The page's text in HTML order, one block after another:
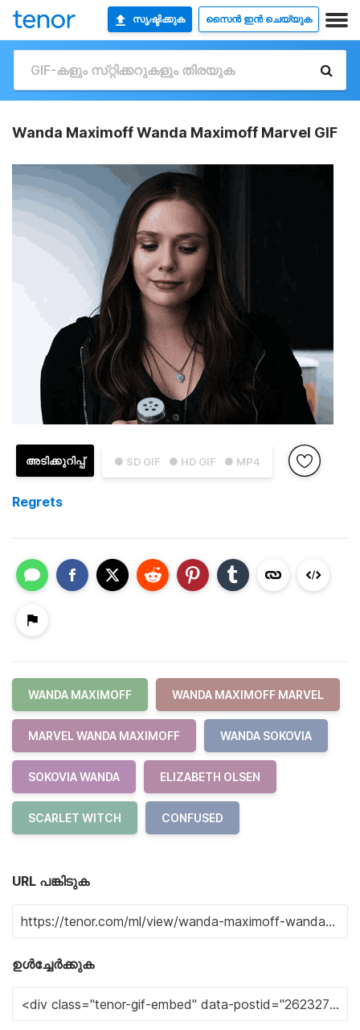
സൃഷ്ടിക്കുക സൈൻ ഇൻ ചെയ്യുക
Wanda Maximoff Wanda Maximoff Marvel GIF
● SD GIF ● HD GIF ● MP4
അടിക്കുറിപ്പ്
Regrets
WANDA MAXIMOFF WANDA MAXIMOFF MARVEL
MARVEL WANDA MAXIMOFF WANDA SOKOVIA
SOKOVIA WANDA ELIZABETH OLSEN
SCARLET WITCH CONFUSED
URL പങ്കിടുക
ഉൾച്ചേർക്കുക